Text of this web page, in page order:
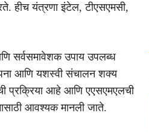
हीच यंत्रणा इंटेल, टीएसएमसी,
सर्वसमावेशक उपाय उपलब्ध
आणि यशस्वी संचालन शक्य
प्रक्रिया आहे आणि एएसएमएलची
आवश्यक मानली जाते.